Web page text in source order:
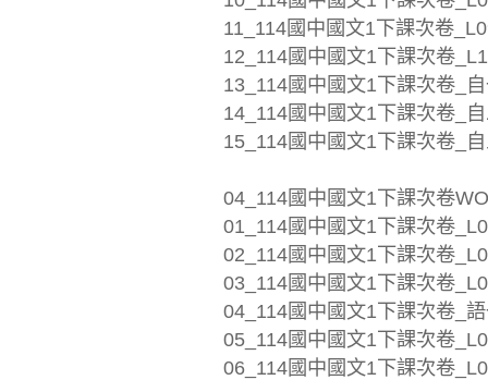
11_114國中國文1下課次卷
12_114國中國文1下課次卷
13_114國中國文1下課次卷_
14_114國中國文1下課次卷_
15_114國中國文1下課次卷_
04_114國中國文1下課次卷
01_114國中國文1下課次卷
02_114國中國文1下課次卷
03_114國中國文1下課次卷
04_114國中國文1下課次卷_
05_114國中國文1下課次卷
06_114國中國文1下課次卷